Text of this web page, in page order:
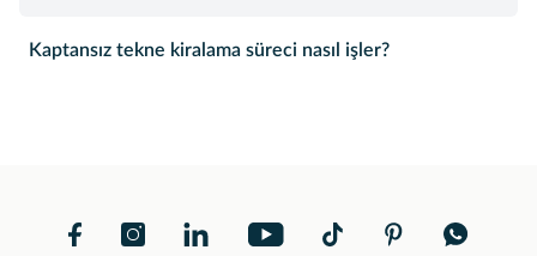
Kaptansız tekne kiralama süreci nasıl işler?